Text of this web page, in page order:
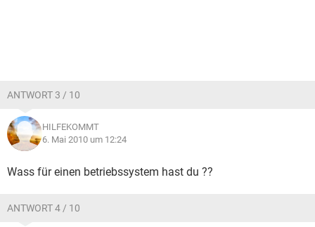
ANTWORT 3 / 10
HILFEKOMMT
6. Mai 2010 um 12:24
Wass für einen betriebssystem hast du ??
ANTWORT 4 / 10